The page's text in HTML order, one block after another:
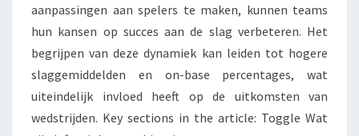
SPELERS
aanpassingen aan spelers te maken, kunnen teams
hun kansen op succes aan de slag verbeteren. Het
begrijpen van deze dynamiek kan leiden tot hogere
slaggemiddelden en on-base percentages, wat
uiteindelijk invloed heeft op de uitkomsten van
wedstrijden. Key sections in the article: Toggle Wat